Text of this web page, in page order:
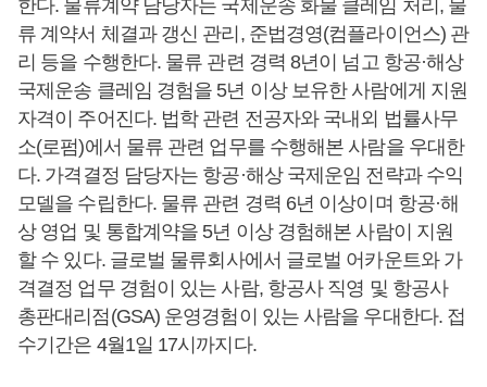
한다. 물류계약 담당자는 국제운송 화물 클레임 처리, 물
류 계약서 체결과 갱신 관리, 준법경영(컴플라이언스) 관
리 등을 수행한다. 물류 관련 경력 8년이 넘고 항공·해상
국제운송 클레임 경험을 5년 이상 보유한 사람에게 지원
자격이 주어진다. 법학 관련 전공자와 국내외 법률사무
소(로펌)에서 물류 관련 업무를 수행해본 사람을 우대한
다. 가격결정 담당자는 항공·해상 국제운임 전략과 수익
모델을 수립한다. 물류 관련 경력 6년 이상이며 항공·해
상 영업 및 통합계약을 5년 이상 경험해본 사람이 지원
할 수 있다. 글로벌 물류회사에서 글로벌 어카운트와 가
격결정 업무 경험이 있는 사람, 항공사 직영 및 항공사
총판대리점(GSA) 운영경험이 있는 사람을 우대한다. 접
수기간은 4월1일 17시까지다.